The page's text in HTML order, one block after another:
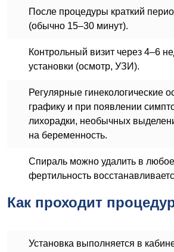
После процедуры краткий
(обычно 15–30 минут).
Контрольный визит через 4–6
установки (осмотр, УЗИ).
Регулярные гинекологические
графику и при появлении
лихорадки, необычных
на беременность.
Спираль можно удалить в
фертильность
Как проходит
Установка выполняется в